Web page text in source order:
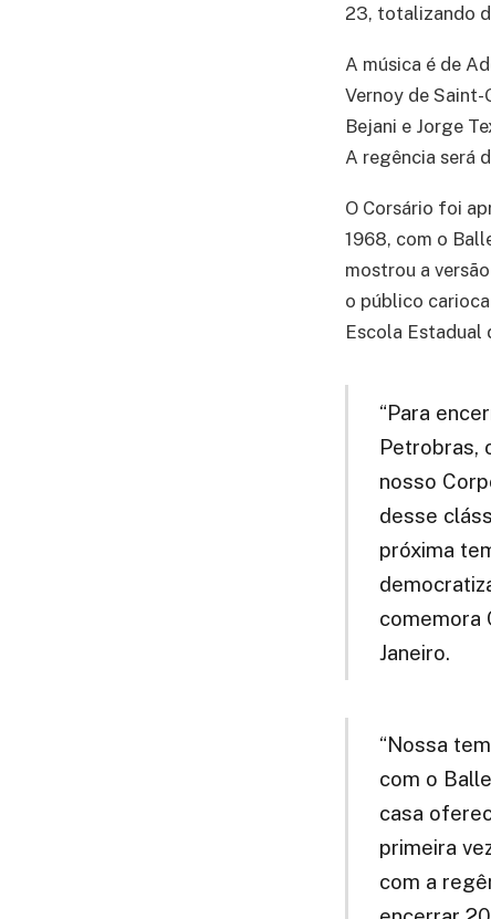
23, totalizando
A música é de
Vernoy de Saint-
Bejani e Jorge
A regência será
O Corsário foi
1968, com o
mostrou a
o público
Escola Estadual
“Para
Petrobras,
nosso
desse
próxima
comemora
Janeiro.
“Nossa
com o
casa
primeira
com a